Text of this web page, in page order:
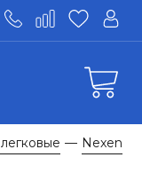
— Nexen